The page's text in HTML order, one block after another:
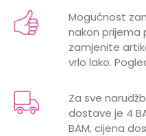
Kategorija
BOJA
POL
Email
Mogućnost
nakon prijema
zamjenite
vrlo lako.
Za sve
dostave je 4
BAM, cijena